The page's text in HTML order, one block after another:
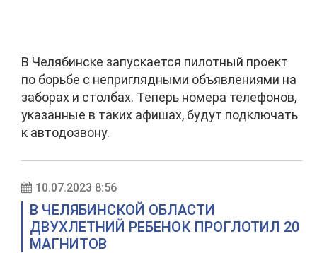
В Челябинске запускается пилотный проект
по борьбе с неприглядными объявлениями на
заборах и столбах. Теперь номера телефонов,
указанные в таких афишах, будут подключать
к автодозвону.
10.07.2023 8:56
В ЧЕЛЯБИНСКОЙ ОБЛАСТИ
ДВУХЛЕТНИЙ РЕБЕНОК ПРОГЛОТИЛ 20
МАГНИТОВ